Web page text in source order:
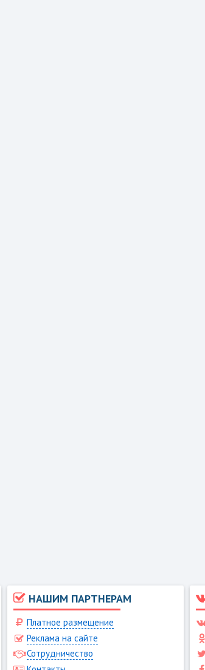
НАШИМ ПАРТНЕРАМ
Платное размещение
Реклама на сайте
Сотрудничество